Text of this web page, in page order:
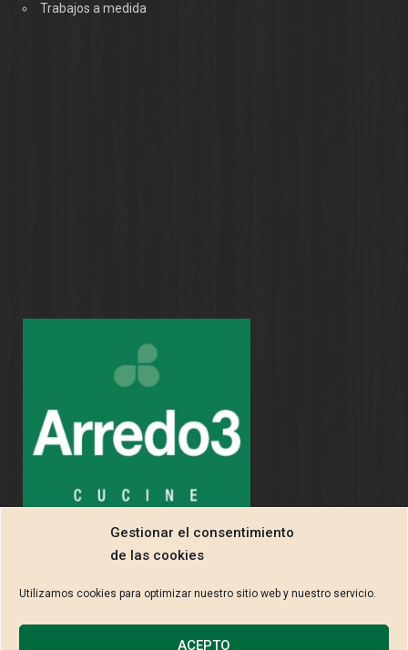
Gestionar el consentimiento
de las cookies
Utilizamos cookies para optimizar nuestro sitio web y nuestro servicio.
ACEPTO
Trabajos a medida